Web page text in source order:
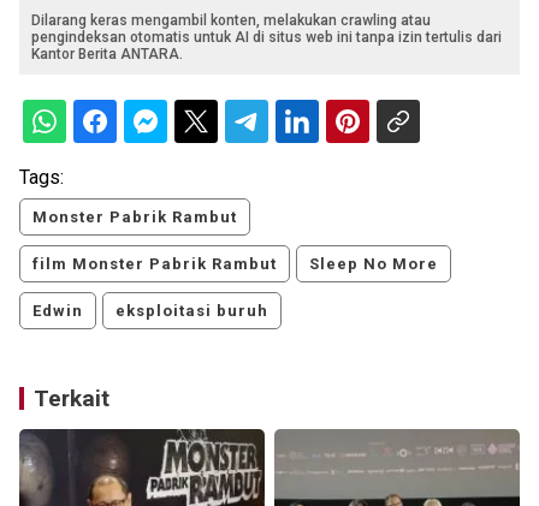
Dilarang keras mengambil konten, melakukan crawling atau
pengindeksan otomatis untuk AI di situs web ini tanpa izin tertulis dari
Kantor Berita ANTARA.
Tags:
Monster Pabrik Rambut
film Monster Pabrik Rambut Sleep No More
Edwin eksploitasi buruh
Terkait